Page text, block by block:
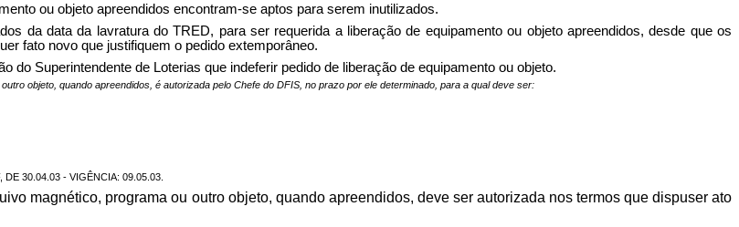
ou objeto apreendidos encontram-se aptos para serem inutilizados.
da data da lavratura do TRED, para ser requerida a liberação de equipamento ou objeto apreendidos, desde que os
fato novo que justifiquem o pedido extemporâneo.
do Superintendente de Loterias que indeferir pedido de liberação de equipamento ou objeto.
objeto, quando apreendidos, é autorizada pelo Chefe do DFIS, no prazo por ele determinado, para a qual deve ser:
DE 30.04.03 - VIGÊNCIA: 09.05.03.
magnético, programa ou outro objeto, quando apreendidos, deve ser autorizada nos termos que dispuser ato